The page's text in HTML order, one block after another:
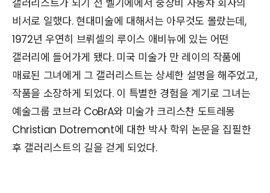
갤러리스트가 되기 전 벨기에에서 중장비 자동차 회사의
비서로 일했다. 현대미술에 대해서는 아무것도 몰랐는데,
1972년 우연히 브뤼셀의 루이스 애비뉴에 있는 어떤
갤러리에 들어가게 됐다. 미국 미술가 만 레이의 작품에
매료된 그녀에게 그 갤러리스트는 상세한 설명을 해주었고,
작품을 소장하게 되었다. 이 특별한 경험을 계기로 그녀는
예술그룹 코브라 CoBrA와 미술가 크리스찬 도트레몽
Christian Dotremont에 대한 박사 학위 논문을 집필한
후 갤러리스트의 길을 걷게 되었다.